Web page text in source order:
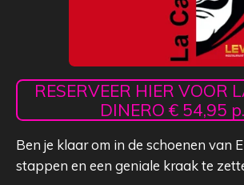
RESERVEER HIER VOOR
DINERO € 54,95
Ben je klaar om in de schoenen van
stappen en een geniale kraak te